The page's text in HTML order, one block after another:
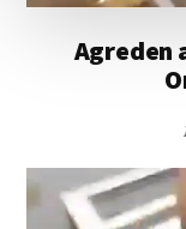
Agreden